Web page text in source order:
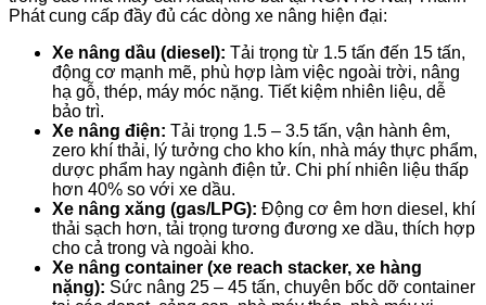
Phát cung cấp đầy đủ các dòng xe nâng hiện đại:
Xe nâng dầu (diesel): Tải trọng từ 1.5 tấn đến 15 tấn,
động cơ mạnh mẽ, phù hợp làm việc ngoài trời, nâng
hạ gỗ, thép, máy móc nặng. Tiết kiệm nhiên liệu, dễ
bảo trì.
Xe nâng điện: Tải trọng 1.5 – 3.5 tấn, vận hành êm,
zero khí thải, lý tưởng cho kho kín, nhà máy thực phẩm,
dược phẩm hay ngành điện tử. Chi phí nhiên liệu thấp
hơn 40% so với xe dầu.
Xe nâng xăng (gas/LPG): Động cơ êm hơn diesel, khí
thải sạch hơn, tải trọng tương đương xe dầu, thích hợp
cho cả trong và ngoài kho.
Xe nâng container (xe reach stacker, xe hàng
nặng): Sức nâng 25 – 45 tấn, chuyên bốc dỡ container